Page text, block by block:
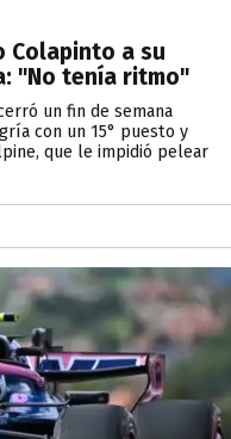
Colapinto a su
"No tenía ritmo"
un fin de semana
con un 15° puesto y
que le impidió pelear